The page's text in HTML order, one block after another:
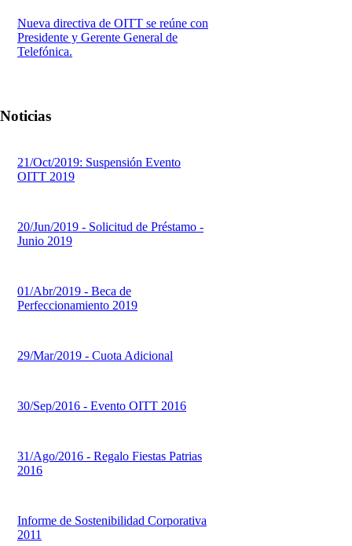
Nueva directiva de OITT se reúne con
Presidente y Gerente General de
Telefónica.
Noticias
21/Oct/2019: Suspensión Evento
OITT 2019
20/Jun/2019 - Solicitud de Préstamo -
Junio 2019
01/Abr/2019 - Beca de
Perfeccionamiento 2019
29/Mar/2019 - Cuota Adicional
30/Sep/2016 - Evento OITT 2016
31/Ago/2016 - Regalo Fiestas Patrias
2016
Informe de Sostenibilidad Corporativa
2011